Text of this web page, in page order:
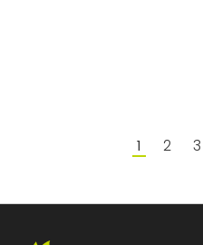
1 2 3